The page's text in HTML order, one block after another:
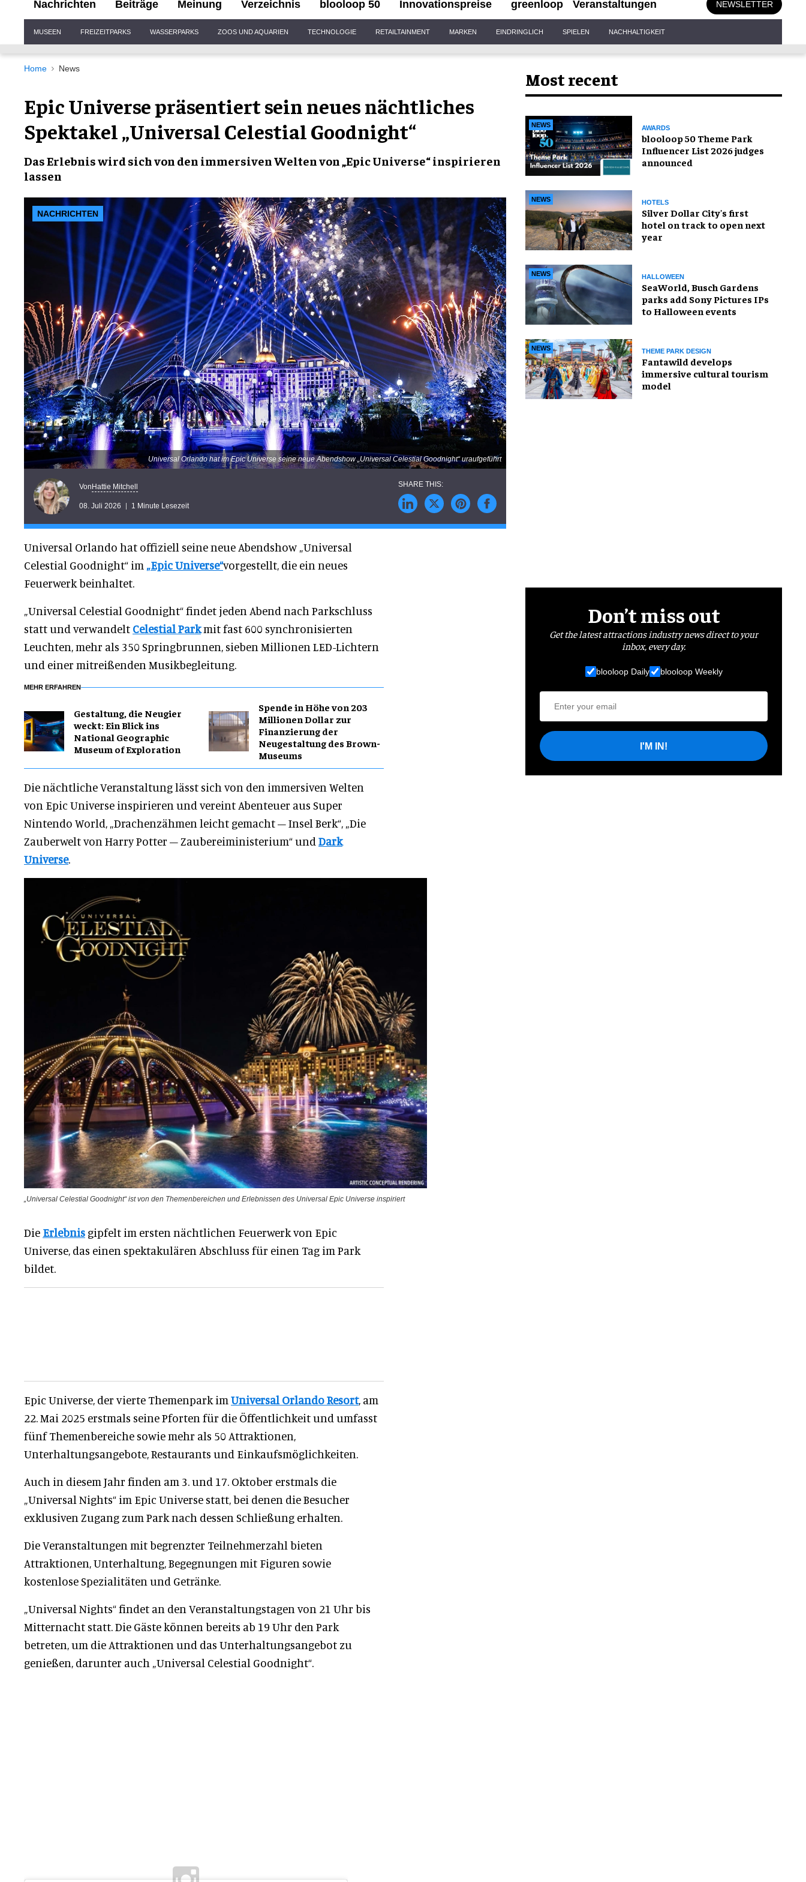
Nachrichten Beiträge Meinung Verzeichnis blooloop 50 Innovationspreise greenloop Veranstaltungen NEWSLETTER
MUSEEN FREIZEITPARKS WASSERPARKS ZOOS UND AQUARIEN TECHNOLOGIE RETAILTAINMENT MARKEN EINDRINGLICH SPIELEN NACHHALTIGKEIT
Home News
Epic Universe präsentiert sein neues nächtliches
Spektakel „Universal Celestial Goodnight“
Das Erlebnis wird sich von den immersiven Welten von „Epic Universe“ inspirieren
lassen
NACHRICHTEN
Universal Orlando hat im Epic Universe seine neue Abendshow „Universal Celestial Goodnight“ uraufgeführt
VonHattie Mitchell
08. Juli 2026 1 Minute Lesezeit
Universal Orlando hat offiziell seine neue Abendshow „Universal
Celestial Goodnight“ im „Epic Universe“vorgestellt, die ein neues
Feuerwerk beinhaltet.
„Universal Celestial Goodnight“ findet jeden Abend nach Parkschluss
statt und verwandelt Celestial Parkmit fast 600 synchronisierten
Leuchten, mehr als 350 Springbrunnen, sieben Millionen LED-Lichtern
und einer mitreißenden Musikbegleitung.
MEHR ERFAHREN
​Gestaltung, die Neugier
weckt: Ein Blick ins
National Geographic
Museum of Exploration
Spende in Höhe von 203
Millionen Dollar zur
Finanzierung der
Neugestaltung des Brown-
Museums
Die nächtliche Veranstaltung lässt sich von den immersiven Welten
von Epic Universe inspirieren und vereint Abenteuer aus Super
Nintendo World, „Drachenzähmen leicht gemacht – Insel Berk“, „Die
Zauberwelt von Harry Potter – Zaubereiministerium“ und Dark
Universe.
„Universal Celestial Goodnight“ ist von den Themenbereichen und Erlebnissen des Universal Epic Universe inspiriert
Die Erlebnis gipfelt im ersten nächtlichen Feuerwerk von Epic
Universe, das einen spektakulären Abschluss für einen Tag im Park
bildet.
Epic Universe, der vierte Themenpark im Universal Orlando Resort, am
22. Mai 2025 erstmals seine Pforten für die Öffentlichkeit und umfasst
fünf Themenbereiche sowie mehr als 50 Attraktionen,
Unterhaltungsangebote, Restaurants und Einkaufsmöglichkeiten.
Auch in diesem Jahr finden am 3. und 17. Oktober erstmals die
„Universal Nights“ im Epic Universe statt, bei denen die Besucher
exklusiven Zugang zum Park nach dessen Schließung erhalten.
Die Veranstaltungen mit begrenzter Teilnehmerzahl bieten
Attraktionen, Unterhaltung, Begegnungen mit Figuren sowie
kostenlose Spezialitäten und Getränke.
„Universal Nights“ findet an den Veranstaltungstagen von 21 Uhr bis
Mitternacht statt. Die Gäste können bereits ab 19 Uhr den Park
betreten, um die Attraktionen und das Unterhaltungsangebot zu
genießen, darunter auch „Universal Celestial Goodnight“.
Most recent
NEWS AWARDS
blooloop 50 Theme Park
Influencer List 2026 judges
announced
NEWS HOTELS
Silver Dollar City's first
hotel on track to open next
year
NEWS HALLOWEEN
SeaWorld, Busch Gardens
parks add Sony Pictures IPs
to Halloween events
NEWS THEME PARK DESIGN
Fantawild develops
immersive cultural tourism
model
Don’t miss out
Get the latest attractions industry news direct to your
inbox, every day.
blooloop Daily blooloop Weekly
I'M IN!